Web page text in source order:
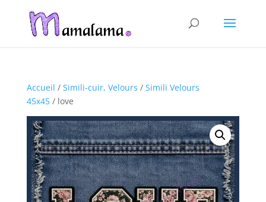
Accueil / Simili-cuir, Velours / Simili Velours
45x45/ love